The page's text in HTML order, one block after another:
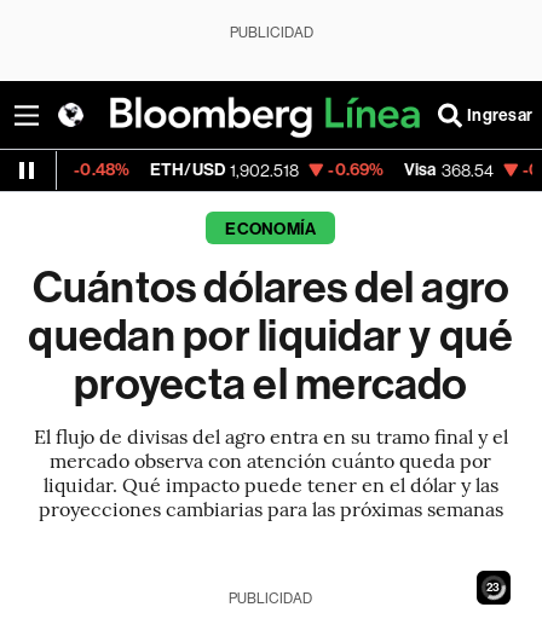
PUBLICIDAD
Ingresar
ETH/USD 1,902.518 -0.69% Visa 368.54 -0.28%
ECONOMÍA
Cuántos dólares del agro
quedan por liquidar y qué
proyecta el mercado
El flujo de divisas del agro entra en su tramo final y el
mercado observa con atención cuánto queda por
liquidar. Qué impacto puede tener en el dólar y las
proyecciones cambiarias para las próximas semanas
21
PUBLICIDAD